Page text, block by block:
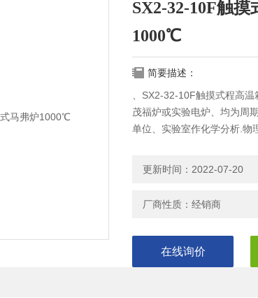
SX2-32-10F触
1000℃
简要描述：
、SX2-32-10F触摸式程高
茂福炉或实验电炉、均为周
单位、实验室作化学分析.物
更新时间：2022-07-20
厂商性质：经销商
在线询价